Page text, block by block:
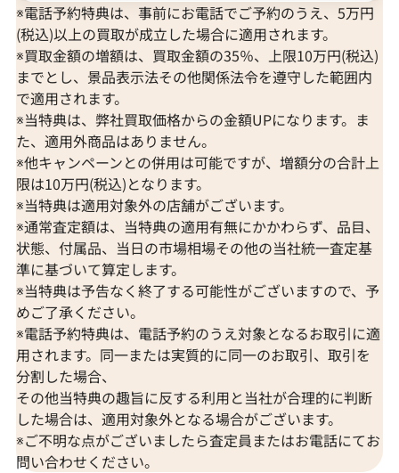
※電話予約特典は、事前にお電話でご予約のうえ、5万円
(税込)以上の買取が成立した場合に適用されます。
※買取金額の増額は、買取金額の35％、上限10万円(税込)
までとし、景品表示法その他関係法令を遵守した範囲内
で適用されます。
※当特典は、弊社買取価格からの金額UPになります。ま
た、適用外商品はありません。
※他キャンペーンとの併用は可能ですが、増額分の合計上
限は10万円(税込)となります。
※当特典は適用対象外の店舗がございます。
※通常査定額は、当特典の適用有無にかかわらず、品目、
状態、付属品、当日の市場相場その他の当社統一査定基
準に基づいて算定します。
※当特典は予告なく終了する可能性がございますので、予
めご了承ください。
※電話予約特典は、電話予約のうえ対象となるお取引に適
用されます。同一または実質的に同一のお取引、取引を
分割した場合、
その他当特典の趣旨に反する利用と当社が合理的に判断
した場合は、適用対象外となる場合がございます。
※ご不明な点がございましたら査定員またはお電話にてお
問い合わせください。